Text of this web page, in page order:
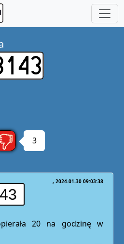
3
2024-01-30 09:03:38
20 na godzinę w